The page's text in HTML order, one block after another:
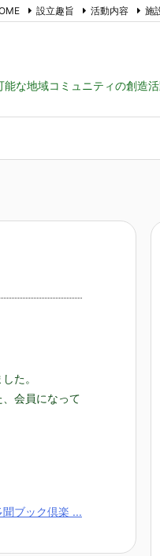
地域コミュニティの創造
設立趣旨 活動内容 施
た。
会員になって
聞ブック倶楽 ...